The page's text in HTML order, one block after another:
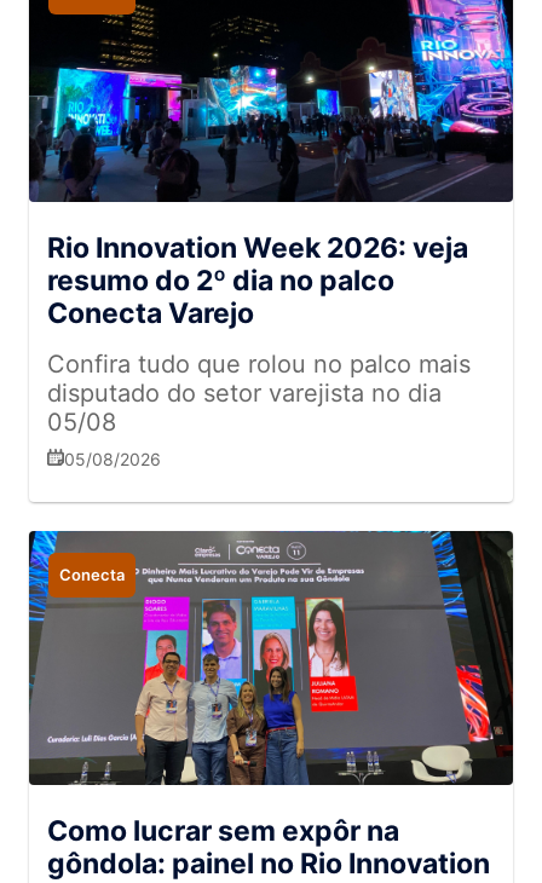
Rio Innovation Week 2026: veja
resumo do 2º dia no palco
Conecta Varejo
Confira tudo que rolou no palco mais
disputado do setor varejista no dia
05/08
05/08/2026
Conecta
Como lucrar sem expôr na
gôndola: painel no Rio Innovation